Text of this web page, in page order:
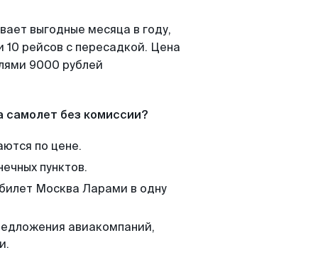
выгодные месяца в году,
рейсов с пересадкой. Цена
9000 рублей
самолет без комиссии?
по цене.
пунктов.
Москва Ларами в одну
авиакомпаний,